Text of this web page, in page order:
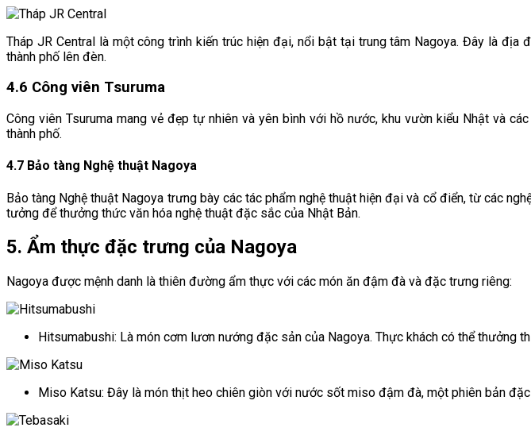
Tháp JR Central là một công trình kiến trúc hiện đại, nổi bật tại trung tâm Nagoya. Đây là
thành phố lên đèn.
4.6 Công viên Tsuruma
Công viên Tsuruma mang vẻ đẹp tự nhiên và yên bình với hồ nước, khu vườn kiểu Nhật và
thành phố.
4.7 Bảo tàng Nghệ thuật Nagoya
Bảo tàng Nghệ thuật Nagoya trưng bày các tác phẩm nghệ thuật hiện đại và cổ điển, từ các
tưởng để thưởng thức văn hóa nghệ thuật đặc sắc của Nhật Bản.
5. Ẩm thực đặc trưng của Nagoya
Nagoya được mệnh danh là thiên đường ẩm thực với các món ăn đậm đà và đặc trưng riêng:
Hitsumabushi: Là món cơm lươn nướng đặc sản của Nagoya. Thực khách có thể thưởng
Miso Katsu: Đây là món thịt heo chiên giòn với nước sốt miso đậm đà, một phiên bản